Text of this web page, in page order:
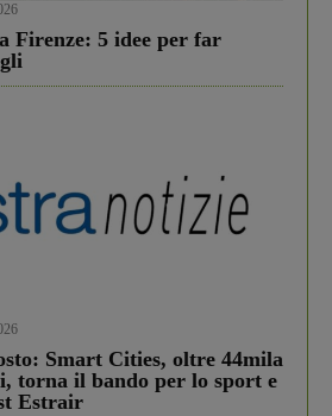
Firenze: 5 idee per far
Smart Cities, oltre 44mila
torna il bando per lo sport e
Estrair